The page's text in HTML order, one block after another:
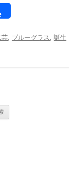
芸 ブルーグラス
誕生